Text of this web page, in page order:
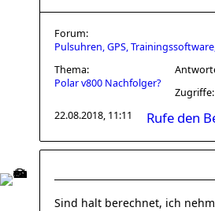
Forum:
Pulsuhren, GPS,
Thema:
Polar v800 Nachfolger?
Zugriffe:
22.08.2018, 11:11
Rufe den
Sind halt berechnet, ich